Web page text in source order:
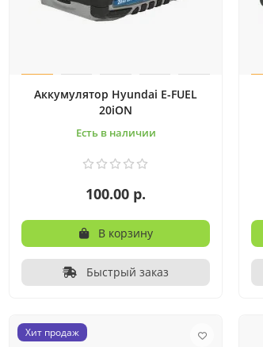
Аккумулятор Hyundai E-FUEL
20iON
Есть в наличии
100.00 р.
В корзину
Быстрый заказ
Хит продаж